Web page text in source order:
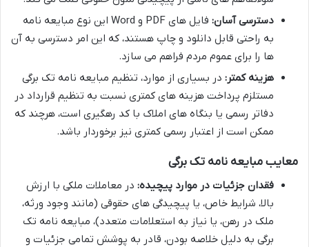
دسترسی آسان:
فایل های PDF و Word این نوع مبایعه نامه
به راحتی قابل دانلود و چاپ هستند، که این امر دسترسی به آن
ها را برای عموم مردم فراهم می سازد.
هزینه کمتر: در بسیاری از موارد، تنظیم مبایعه نامه تک برگی
مستلزم پرداخت هزینه های کمتری نسبت به تنظیم قرارداد در
دفاتر رسمی یا بنگاه های املاک با کد رهگیری است، هرچند که
ممکن است از اعتبار رسمی کمتری نیز برخوردار باشد.
معایب مبایعه نامه تک برگی
فقدان جزئیات در موارد پیچیده: در معاملات ملکی با ارزش
بالا، شرایط خاص، یا پیچیدگی های حقوقی (مانند وجود ورثه،
ملک در رهن، یا نیاز به استعلامات متعدد)، مبایعه نامه تک
برگی به دلیل خلاصه بودن، قادر به پوشش تمامی جزئیات و